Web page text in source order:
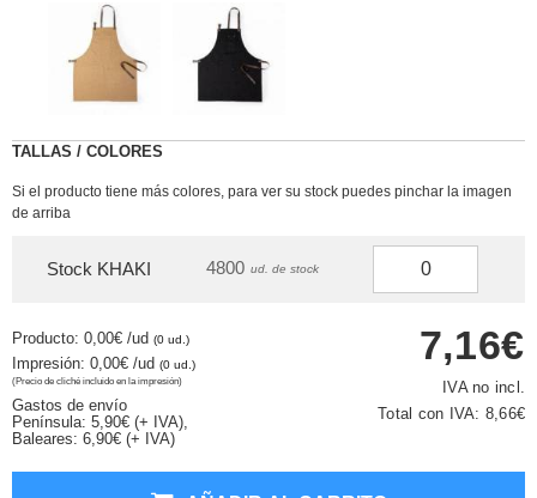
TALLAS / COLORES
Si el producto tiene más colores, para ver su stock puedes pinchar la imagen
de arriba
Stock KHAKI 4800 ud. de stock
Producto: 0,00€ /ud (0 ud.)
Impresión: 0,00€ /ud (0 ud.)
(Precio de cliché incluido en la impresión)
Gastos de envío
Península: 5,90€ (+ IVA),
Baleares: 6,90€ (+ IVA)
7,16€
IVA no incl.
Total con IVA: 8,66€